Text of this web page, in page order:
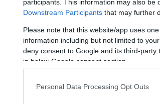
participants. This information may also be
Downstream Participants that may further
Please note that this website/app uses
information including but not limited to
deny consent to Google and its third-
in below Google consent section.
Personal Data Processing Opt Outs